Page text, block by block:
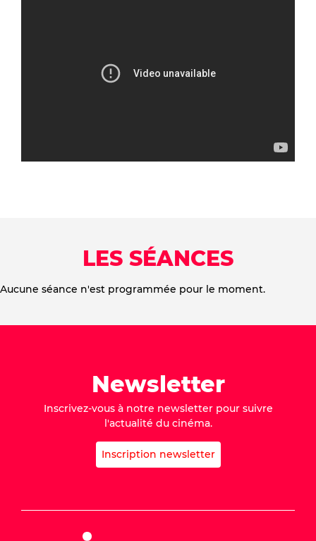
LES SÉANCES
Aucune séance n'est programmée pour le moment.
Newsletter
Inscrivez-vous à notre newsletter pour suivre
l'actualité du cinéma.
Inscription newsletter